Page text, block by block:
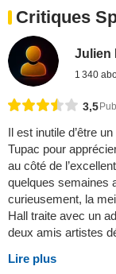
Critiques
Julien
1 340
3,5
Il est inutile d’être
Tupac pour
au côté de
quelques semaines
curieusement, la
Hall traite avec un
deux amis artistes
Lire plus